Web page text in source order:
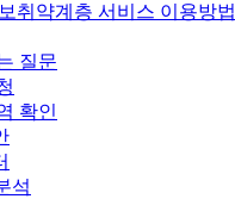
취약계층 서비스 이용방법
질문
확인
석